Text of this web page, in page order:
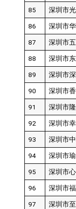
85 深圳市
86 深圳市
87 深圳市
88 深圳市
89 深圳市
90 深圳市
91 深圳市
92 深圳市
93 深圳市
94 深圳市
95 深圳市
96 深圳市
97 深圳市